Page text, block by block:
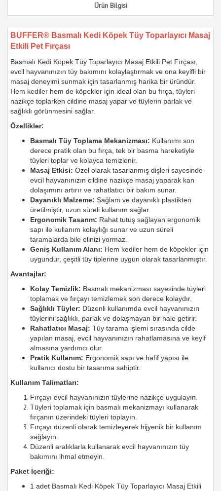
Ürün Bilgisi
BUFFER® Basmalı Kedi Köpek Tüy Toparlayıcı Masaj
Etkili Pet Fırçası
Basmalı Kedi Köpek Tüy Toparlayıcı Masaj Etkili Pet Fırçası,
evcil hayvanınızın tüy bakımını kolaylaştırmak ve ona keyifli bir
masaj deneyimi sunmak için tasarlanmış harika bir üründür.
Hem kediler hem de köpekler için ideal olan bu fırça, tüyleri
nazikçe toplarken cildine masaj yapar ve tüylerin parlak ve
sağlıklı görünmesini sağlar.
Özellikler:
Basmalı Tüy Toplama Mekanizması: Kullanımı son
derece pratik olan bu fırça, tek bir basma hareketiyle
tüyleri toplar ve kolayca temizlenir.
Masaj Etkisi: Özel olarak tasarlanmış dişleri sayesinde
evcil hayvanınızın cildine nazikçe masaj yaparak kan
dolaşımını artırır ve rahatlatıcı bir bakım sunar.
Dayanıklı Malzeme: Sağlam ve dayanıklı plastikten
üretilmiştir, uzun süreli kullanım sağlar.
Ergonomik Tasarım: Rahat tutuş sağlayan ergonomik
sapı ile kullanım kolaylığı sunar ve uzun süreli
taramalarda bile elinizi yormaz.
Geniş Kullanım Alanı: Hem kediler hem de köpekler için
uygundur, çeşitli tüy tiplerine uygun olarak tasarlanmıştır.
Avantajlar:
Kolay Temizlik: Basmalı mekanizması sayesinde tüyleri
toplamak ve fırçayı temizlemek son derece kolaydır.
Sağlıklı Tüyler: Düzenli kullanımda evcil hayvanınızın
tüylerini sağlıklı, parlak ve dolaşmayan bir hale getirir.
Rahatlatıcı Masaj: Tüy tarama işlemi sırasında cilde
yapılan masaj, evcil hayvanınızın rahatlamasına ve keyif
almasına yardımcı olur.
Pratik Kullanım: Ergonomik sapı ve hafif yapısı ile
kullanıcı dostu bir tasarıma sahiptir.
Kullanım Talimatları:
Fırçayı evcil hayvanınızın tüylerine nazikçe uygulayın.
Tüyleri toplamak için basmalı mekanizmayı kullanarak
fırçanın üzerindeki tüyleri toplayın.
Fırçayı düzenli olarak temizleyerek hijyenik bir kullanım
sağlayın.
Düzenli aralıklarla kullanarak evcil hayvanınızın tüy
bakımını ihmal etmeyin.
Paket İçeriği:
1 adet Basmalı Kedi Köpek Tüy Toparlayıcı Masaj Etkili